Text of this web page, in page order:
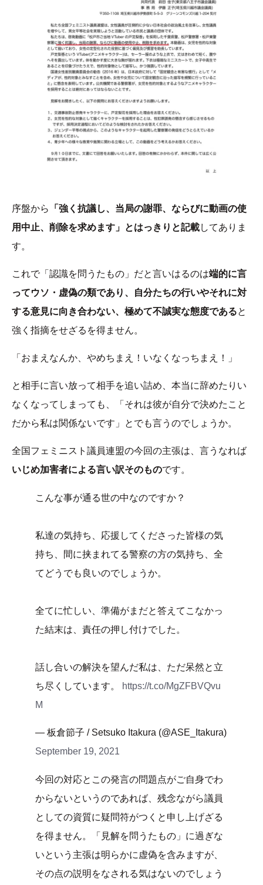
序盤から
「強く抗議し、当局の謝罪、ならびに動画の使
用中止、削除を求めます」とはっきりと記載してありま
す。
これで「認識を問うたもの」だと言いはるのは端的に言
ってウソ・虚偽の類であり、自分たちの行いやそれに対
する意見に向き合わない、極めて不誠実な態度であると
強く指摘をせざるを得ません。
「おまえなんか、やめちまえ！いなくなっちまえ！」
と相手に言い放って相手を追い詰め、本当に辞めたりい
なくなってしまっても、「それは彼が自分で決めたこと
だから私は関係ないです」とでも言うのでしょうか。
全国フェミニスト議員連盟の今回の主張は、言うなれば
いじめ加害者による言い訳そのものです。
こんな事が通る世の中なのですか？
私達の気持ち、応援してくださった皆様の気
持ち、間に挟まれてる警察の方の気持ち、全
てどうでも良いのでしょうか。
全てに忙しい、準備がまだと答えてこなかっ
た結末は、責任の押し付けでした。
話し合いの解決を望んだ私は、ただ呆然と立
ち尽くしています。
https://t.co/MgZFBVQvu
M
— 板倉節子 / Setsuko Itakura (@ASE_Itakura)
September 19, 2021
今回の対応とこの発言の問題点がご自身でわ
からないというのであれば、残念ながら議員
としての資質に疑問符がつくと申し上げざる
を得ません。「見解を問うたもの」に過ぎな
いという主張は明らかに虚偽を含みますが、
その点の説明をなされる気はないのでしょう